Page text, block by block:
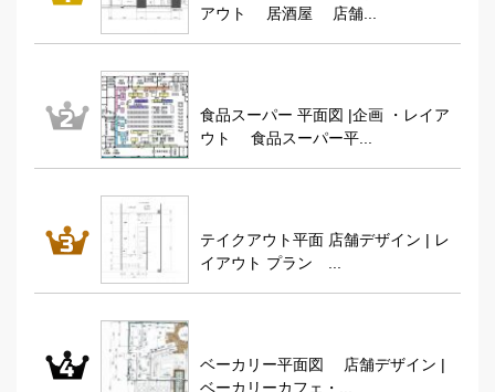
アウト 居酒屋 店舗...
食品スーパー 平面図 |企画 ・レイア
ウト 食品スーパー平...
テイクアウト平面 店舗デザイン | レ
イアウト プラン ...
ベーカリー平面図 店舗デザイン |
ベーカリーカフェ・...